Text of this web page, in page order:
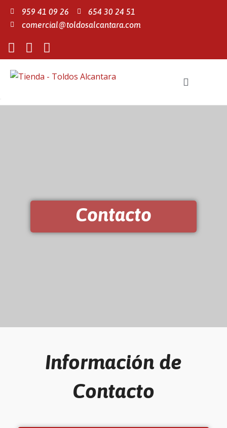
959 41 09 26
654 30 24 51
comercial@toldosalcantara.com
Contacto
Información de
Contacto